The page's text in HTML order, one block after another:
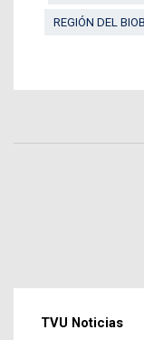
REGIÓN DEL
TVU Noticias